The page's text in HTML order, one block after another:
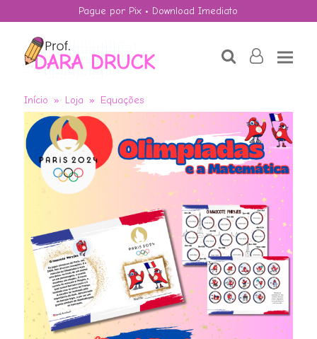
Pague por Pix • Download Imediato
searchuser-
Início » Loja » Equações
TANGRAM
R$4,50 + ADD